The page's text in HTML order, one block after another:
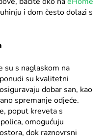
bacite oko naeHome
i dom često dolazi s
su s naglaskom na
su kvalitetni
dobar san, kao
spremanje odjeće.
poput kreveta s
omogućuju
dok raznovrsni